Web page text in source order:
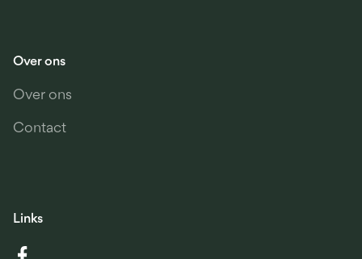
Over ons
Over ons
Contact
Links